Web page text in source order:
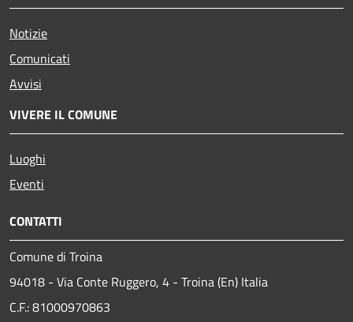
Notizie
Comunicati
Avvisi
VIVERE IL COMUNE
Luoghi
Eventi
CONTATTI
Comune di Troina
94018 - Via Conte Ruggero, 4 - Troina (En) Italia
C.F.: 81000970863